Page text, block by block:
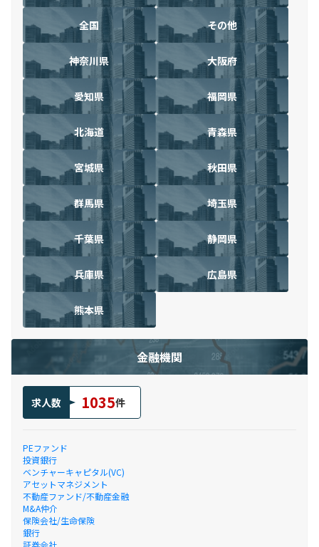
全国 その他
神奈川県 大阪府
愛知県 福岡県
北海道 青森県
宮城県 秋田県
群馬県 埼玉県
千葉県 静岡県
兵庫県 広島県
熊本県
金融機関
求人数 1035件
PEファンド
投資銀行
ベンチャーキャピタル(VC)
アセットマネジメント
不動産ファンド/不動産金融
M&A仲介
保険会社/生命保険
銀行
証券会社